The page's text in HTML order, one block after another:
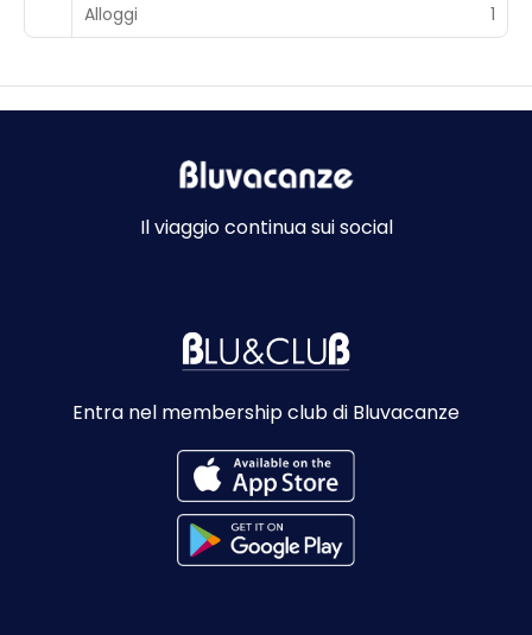
Alloggi 1
Il viaggio continua sui social
Entra nel membership club di Bluvacanze